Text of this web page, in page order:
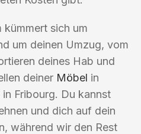
kümmert sich um
um deinen Umzug, vom
deines Hab und
deiner Möbel in
Fribourg. Du kannst
und dich auf dein
während wir den Rest